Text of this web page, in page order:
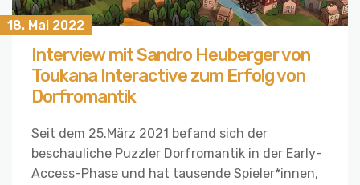
18. Mai 2022
Interview mit Sandro Heuberger von
Toukana Interactive zum Erfolg von
Dorfromantik
Seit dem 25.März 2021 befand sich der
beschauliche Puzzler Dorfromantik in der Early-
Access-Phase und hat tausende Spieler*innen,